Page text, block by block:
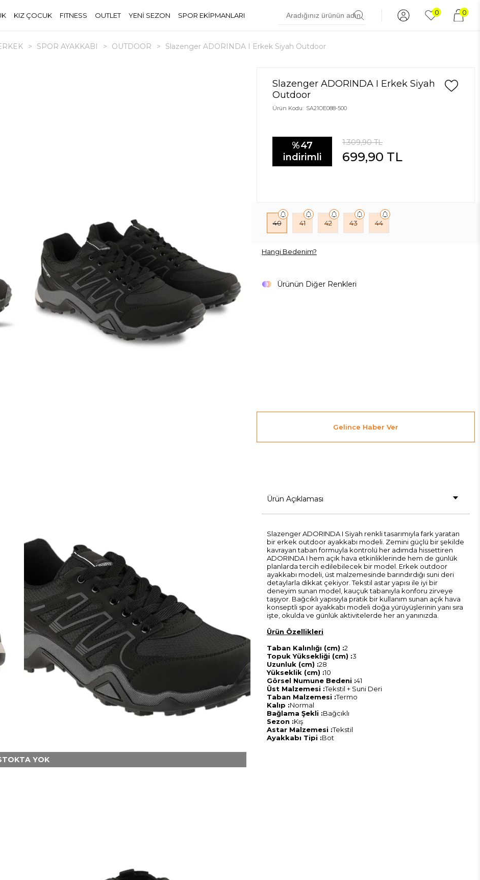
KIZ ÇOCUK FITNESS OUTLET YENİ SEZON SPOR EKİPMANLARI 0 0
> SPOR AYAKKABI > OUTDOOR > Slazenger ADORINDA I Erkek Siyah Outdoor
YOK
Slazenger ADORINDA I Erkek Siyah
Outdoor
Ürün Kodu: SA21OE088-500
%47
indirimli
1.309,90TL
699,90 TL
40 41 42 43 44
Hangi Bedenim?
Ürünün Diğer Renkleri
Gelince Haber Ver
Ürün Açıklaması
Slazenger ADORINDA I Siyah renkli tasarımıyla fark yaratan
bir erkek outdoor ayakkabı modeli. Zemini güçlü bir şekilde
kavrayan taban formuyla kontrolü her adımda hissettiren
ADORINDA I hem açık hava etkinliklerinde hem de günlük
planlarda tercih edilebilecek bir model. Erkek outdoor
ayakkabı modeli, üst malzemesinde barındırdığı suni deri
detaylarla dikkat çekiyor. Tekstil astar yapısı ile iyi bir
deneyim sunan model, kauçuk tabanıyla konforu zirveye
taşıyor. Bağcıklı yapısıyla pratik bir kullanım sunan açık hava
konseptli spor ayakkabı modeli doğa yürüyüşlerinin yanı sıra
işte, okulda ve günlük aktivitelerde her an yanınızda.
Ürün Özellikleri
Taban Kalınlığı (cm) :2
Topuk Yüksekliği (cm) :3
Uzunluk (cm) :28
Yükseklik (cm) :10
Görsel Numune Bedeni :41
Üst Malzemesi :Tekstil + Suni Deri
Taban Malzemesi :Termo
Kalıp :Normal
Bağlama Şekli :Bağcıklı
Sezon :Kış
Astar Malzemesi :Tekstil
Ayakkabı Tipi :Bot